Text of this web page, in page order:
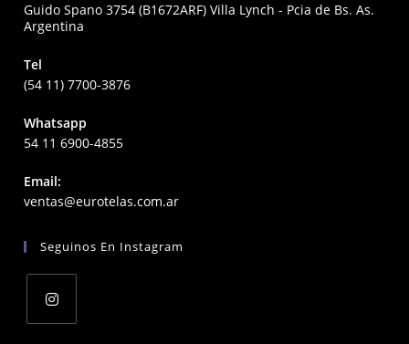
Guido Spano 3754 (B1672ARF) Villa Lynch - Pcia de Bs. As.
Argentina
Tel
(54 11) 7700-3876
Whatsapp
54 11 6900-4855
Email:
ventas@eurotelas.com.arOpens
application
Seguinos En Instagram